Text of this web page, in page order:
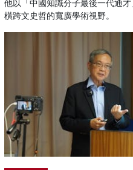
他以「中國知識分子最後一代通
橫跨文史哲的寬廣學術視野。